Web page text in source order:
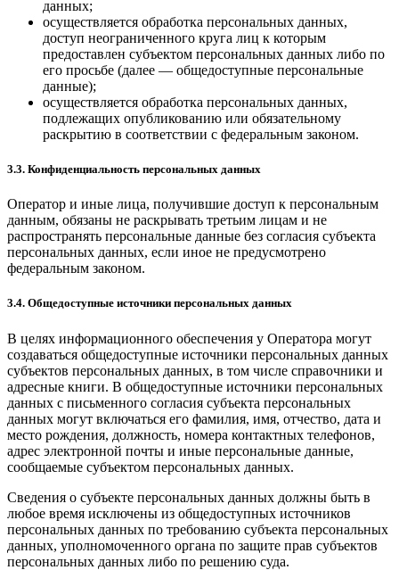
данных;
осуществляется обработка персональных данных,
доступ неограниченного круга лиц к которым
предоставлен субъектом персональных данных либо по
его просьбе (далее — общедоступные персональные
данные);
осуществляется обработка персональных данных,
подлежащих опубликованию или обязательному
раскрытию в соответствии с федеральным законом.
3.3. Конфиденциальность персональных данных
Оператор и иные лица, получившие доступ к персональным
данным, обязаны не раскрывать третьим лицам и не
распространять персональные данные без согласия субъекта
персональных данных, если иное не предусмотрено
федеральным законом.
3.4. Общедоступные источники персональных данных
В целях информационного обеспечения у Оператора могут
создаваться общедоступные источники персональных данных
субъектов персональных данных, в том числе справочники и
адресные книги. В общедоступные источники персональных
данных с письменного согласия субъекта персональных
данных могут включаться его фамилия, имя, отчество, дата и
место рождения, должность, номера контактных телефонов,
адрес электронной почты и иные персональные данные,
сообщаемые субъектом персональных данных.
Сведения о субъекте персональных данных должны быть в
любое время исключены из общедоступных источников
персональных данных по требованию субъекта персональных
данных, уполномоченного органа по защите прав субъектов
персональных данных либо по решению суда.